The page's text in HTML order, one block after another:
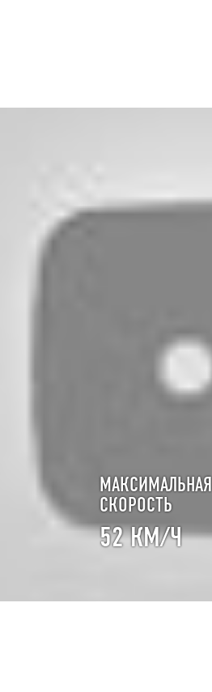
МАКСИМАЛЬНАЯ
СКОРОСТЬ
52 КМ/Ч